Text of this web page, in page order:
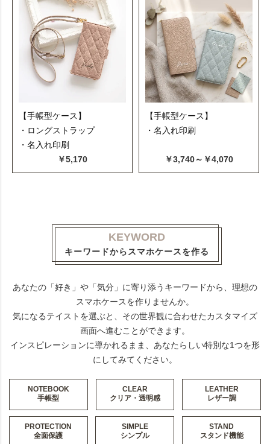
【手帳型ケース】
・ロングストラップ
・名入れ印刷
￥5,170
【手帳型ケース】
・名入れ印刷
￥3,740～￥4,070
KEYWORD
キーワードからスマホケースを作る
あなたの「好き」や「気分」に寄り添うキーワードから、理想の
スマホケースを作りませんか。
気になるテイストを選ぶと、その世界観に合わせたカスタマイズ
画面へ進むことができます。
インスピレーションに導かれるまま、あなたらしい特別な1つを形
にしてみてください。
NOTEBOOK
手帳型
CLEAR
クリア・透明感
LEATHER
レザー調
PROTECTION
全面保護
SIMPLE
シンプル
STAND
スタンド機能